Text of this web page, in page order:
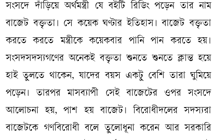
সংসদে দাঁড়িয়ে অর্থমন্ত্রী যে বইটি রিডিং পড়েন তার নাম
বাজেট বক্তৃতা। সে কয়েক ঘণ্টার ইতিহাস। বাজেট বক্তৃতা
করতে করতে মন্ত্রীকে কয়েকবার পানি পান করতে হয়।
সংসদসদস্যগণের অনেকই বক্তৃতা শুনতে শুনতে ক্লান্ত হয়ে
হাই তুলতে থাকেন, যাদের বয়স একটু বেশি তারা ঘুমিয়ে
পড়েন। তারপর মাসব্যাপী সেই বাজেটের ওপর সংসদে
আলোচনা হয়, পাশ হয় বাজেট। বিরোধীদলের সদস্যরা
বাজেটকে গণবিরোধী বলে তুলোধূনা করেন আর সরকারি